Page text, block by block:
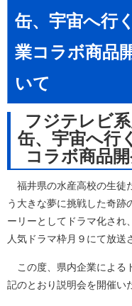
缶、宇宙へ行
業コラボ商品
いて
フジテレビ
缶、宇宙へ行
コラボ商品
福井県の水産高校の生徒
う大きな夢に挑戦した奇跡
ーリーとしてドラマ化され
人気ドラマ枠月９にて放送
この度、県内企業による
記のとおり説明会を開催い